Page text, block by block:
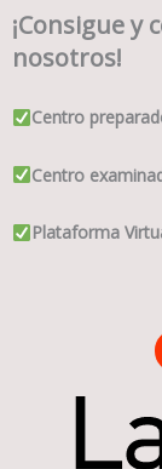
¡Consigue y
nosotros!
Centro
Centro
Plataforma